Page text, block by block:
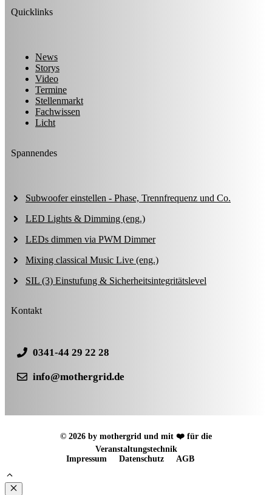
Quicklinks
News
Storys
Video
Termine
Stellenmarkt
Fachwissen
Licht
Spannendes
Subwoofer einstellen - Phase, Trennfrequenz und Co.
LED Lights & Dimming (eng.)
LEDs dimmen via PWM Dimmer
Mixing classical Music Live (eng.)
SIL (3) Einstufung & Sicherheitsintegritätslevel
Kontakt
0341-44 29 22 28
info@mothergrid.de
© 2026 by mothergrid und mit ❤️ für die
Veranstaltungstechnik
Impressum
Datenschutz AGB